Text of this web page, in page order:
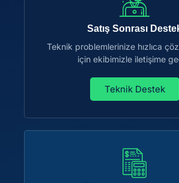
Satış Sonrası
Teknik problemlerinize hızlıca
için ekibimizle iletişime
Teknik Destek